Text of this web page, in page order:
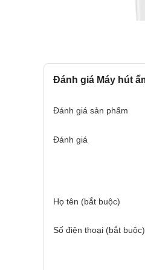
Đánh giá Máy hút
Đánh giá sản phẩm
Đánh giá
Họ tên (bắt buộc)
Số điện thoại (bắt buộc)